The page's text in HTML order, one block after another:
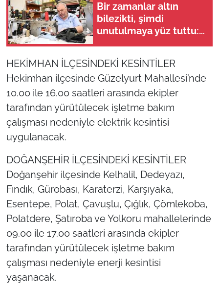
Bir zamanlar altın
bilezikti, şimdi
unutulmaya yüz tuttu:
ustası anlattı
HEKİMHAN İLÇESİNDEKİ KESİNTİLER
Hekimhan ilçesinde Güzelyurt Mahallesi’nde
10.00 ile 16.00 saatleri arasında ekipler
tarafından yürütülecek işletme bakım
çalışması nedeniyle elektrik kesintisi
uygulanacak.
DOĞANŞEHİR İLÇESİNDEKİ KESİNTİLER
Doğanşehir ilçesinde Kelhalil, Dedeyazı,
Fındık, Gürobası, Karaterzi, Karşıyaka,
Esentepe, Polat, Çavuşlu, Çığlık, Çömlekoba,
Polatdere, Şatıroba ve Yolkoru mahallelerinde
09.00 ile 17.00 saatleri arasında ekipler
tarafından yürütülecek işletme bakım
çalışması nedeniyle enerji kesintisi
yaşanacak.